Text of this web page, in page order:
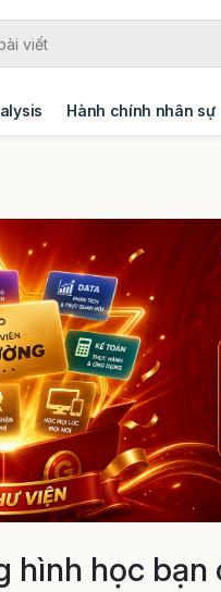
Hành chính nhân sự
hình học